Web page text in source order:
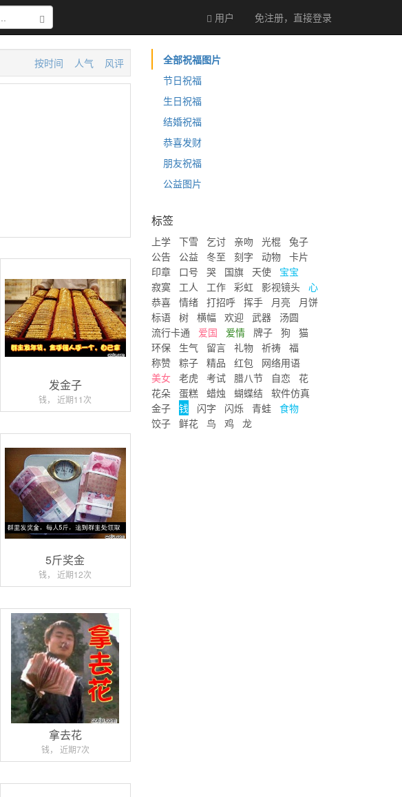
搜索 用户 免注册，直接登录
按时间 人气 风评
发金子
钱， 近期11次
5斤奖金
钱， 近期12次
拿去花
钱， 近期7次
全部祝福图片
节日祝福
生日祝福
结婚祝福
恭喜发财
朋友祝福
公益图片
标签
上学 下雪 乞讨 亲吻 光棍
兔子
公告
公益 冬至 刻字 动物
卡片
印章
口号 哭 国旗 天使
宝宝
寂寞
工人 工作 彩虹 影视镜头
心
恭喜
情绪 打招呼 挥手 月亮
月饼
标语
树 横幅 欢迎 武器
汤圆
流行卡通
爱国 爱情 牌子 狗
猫
环保
生气 留言 礼物 祈祷
福
称赞
粽子 精品 红包
网络用语
美女
老虎 考试 腊八节 自恋
花
花朵
蛋糕 蜡烛 蝴蝶结
软件仿真
金子
钱 闪字 闪烁 青蛙
食物
饺子
鲜花 鸟 鸡 龙